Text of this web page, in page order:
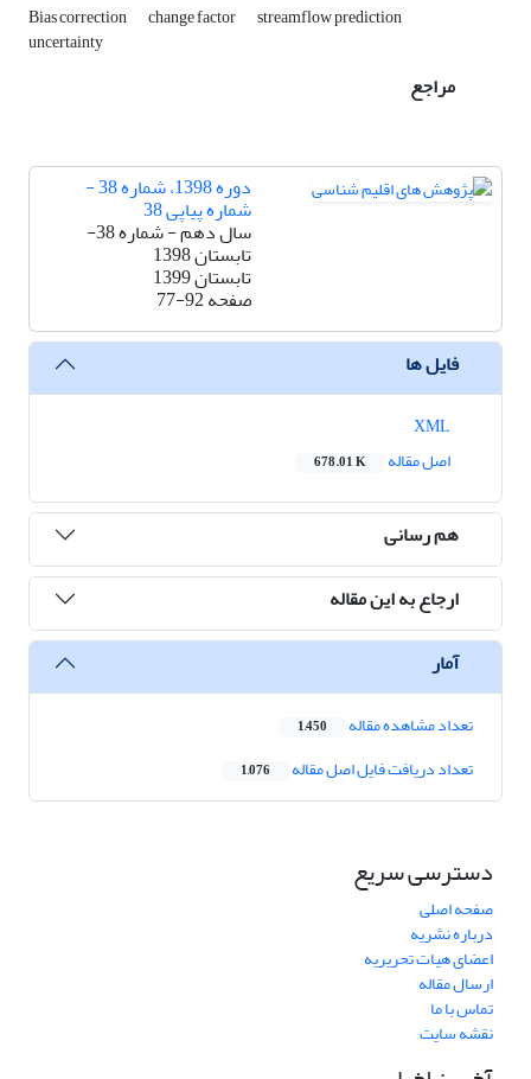
Bias correction change factor streamflow prediction
uncertainty
مراجع
دوره 1398، شماره 38 -
شماره پیاپی 38
سال دهم - شماره 38-
تابستان 1398
تابستان 1399
صفحه77-92
فایل ها
اصل مقاله
678.01 K
هم رسانی
ارجاع به این مقاله
آمار
تعداد مشاهده مقاله 1,450
تعداد دریافت فایل اصل مقاله 1,076
دسترسی سریع
صفحه اصلی
درباره نشریه
اعضای هیات تحریریه
ارسال مقاله
تماس با ما
نقشه سایت